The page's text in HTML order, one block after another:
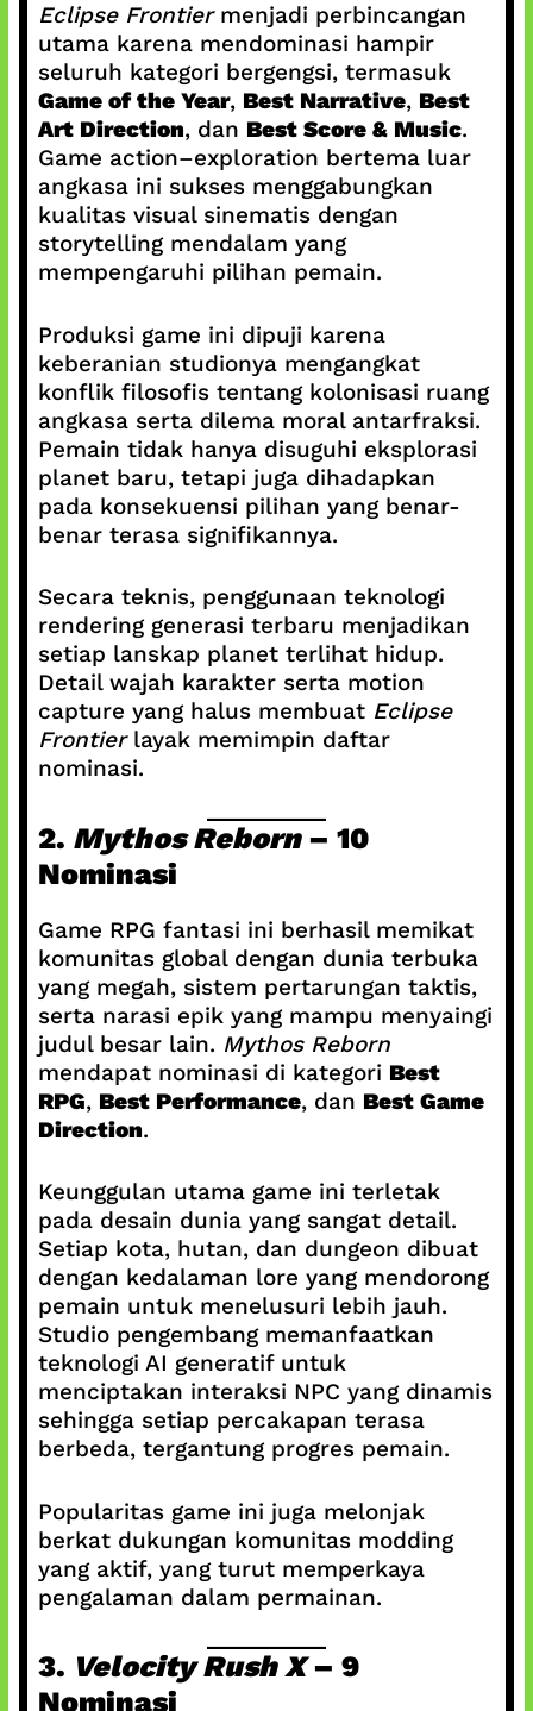
Eclipse Frontiermenjadi perbincangan
utama karena mendominasi hampir
seluruh kategori bergengsi, termasuk
Game of the Year, Best Narrative, Best
Art Direction, dan Best Score & Music.
Game action–exploration bertema luar
angkasa ini sukses menggabungkan
kualitas visual sinematis dengan
storytelling mendalam yang
mempengaruhi pilihan pemain.
Produksi game ini dipuji karena
keberanian studionya mengangkat
konflik filosofis tentang kolonisasi ruang
angkasa serta dilema moral antarfraksi.
Pemain tidak hanya disuguhi eksplorasi
planet baru, tetapi juga dihadapkan
pada konsekuensi pilihan yang benar-
benar terasa signifikannya.
Secara teknis, penggunaan teknologi
rendering generasi terbaru menjadikan
setiap lanskap planet terlihat hidup.
Detail wajah karakter serta motion
capture yang halus membuat Eclipse
Frontierlayak memimpin daftar
nominasi.
2. Mythos Reborn– 10
Nominasi
Game RPG fantasi ini berhasil memikat
komunitas global dengan dunia terbuka
yang megah, sistem pertarungan taktis,
serta narasi epik yang mampu menyaingi
judul besar lain. Mythos Reborn
mendapat nominasi di kategori Best
RPG, Best Performance, dan Best Game
Direction.
Keunggulan utama game ini terletak
pada desain dunia yang sangat detail.
Setiap kota, hutan, dan dungeon dibuat
dengan kedalaman lore yang mendorong
pemain untuk menelusuri lebih jauh.
Studio pengembang memanfaatkan
teknologi AI generatif untuk
menciptakan interaksi NPC yang dinamis
sehingga setiap percakapan terasa
berbeda, tergantung progres pemain.
Popularitas game ini juga melonjak
berkat dukungan komunitas modding
yang aktif, yang turut memperkaya
pengalaman dalam permainan.
3. Velocity Rush X– 9
Nominasi